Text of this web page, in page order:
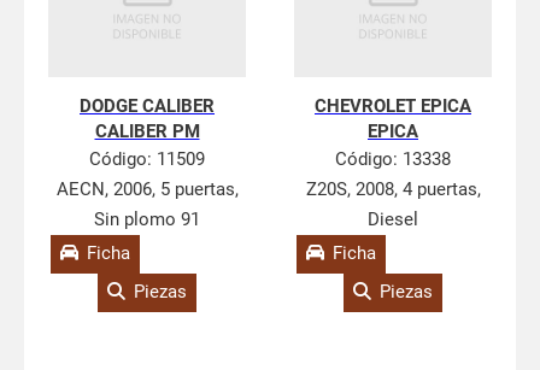
DODGE CALIBER
CALIBER PM
Código: 11509
AECN, 2006, 5 puertas,
Sin plomo 91
Ficha
Piezas
CHEVROLET EPICA
EPICA
Código: 13338
Z20S, 2008, 4 puertas,
Diesel
Ficha
Piezas